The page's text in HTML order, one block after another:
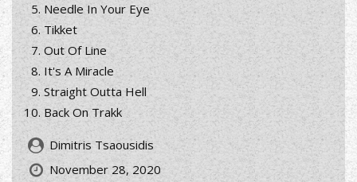
Needle In Your Eye
Tikket
Out Of Line
It's A Miracle
Straight Outta Hell
Back On Trakk
Dimitris Tsaousidis
November 28, 2020